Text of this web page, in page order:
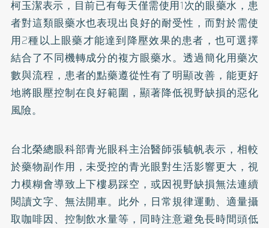
柯玉潔表示，目前已有每天僅需使用1次的眼藥水 ，患
者對這類眼藥水也表現出良好的耐受性，而對於需使
用2種以上眼藥才能達到降壓效果的患者，也可選擇
結合了不同機轉成分的複方眼藥水。透過簡化用藥次
數與流程，患者的點藥遵從性有了明顯改善，能更好
地將眼壓控制在良好範圍，顯著降低視野缺損的惡化
風險。
台北榮總眼科部青光眼科主治醫師張毓帆表示，相較
於藥物副作用，未受控的青光眼對生活影響更大，視
力模糊會導致上下樓易踩空，或因視野缺損無法連續
閱讀文字、無法開車。此外，日常規律運動、適量攝
取咖啡因、控制飲水量等，同時注意避免長時間頭低